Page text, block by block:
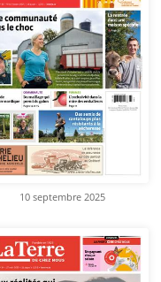
10 septembre 2025